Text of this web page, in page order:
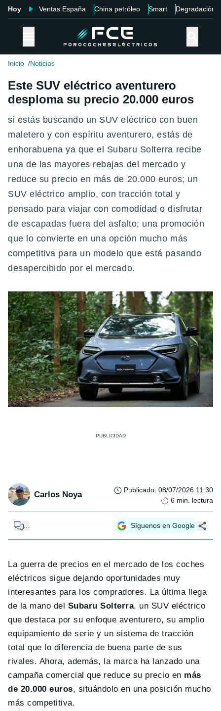
Hoy Ventas España China petróleo Smart Degradación
Inicio Noticias
Este SUV eléctrico aventurero
desploma su precio 20.000 euros
si estás buscando un SUV eléctrico con buen
maletero y con espíritu aventurero, estás de
enhorabuena ya que el Subaru Solterra recibe
una de las mayores rebajas del mercado y
reduce su precio en más de 20.000 euros; un
SUV eléctrico amplio, con tracción total y
pensado para viajar con comodidad o disfrutar
de escapadas fuera del asfalto; una promoción
que lo convierte en una opción mucho más
competitiva para un modelo que está pasando
desapercibido por el mercado.
Carlos Noya Publicado: 08/07/2026 11:30
6 min. lectura
... Síguenos en Google
La guerra de precios en el mercado de los coches
eléctricos sigue dejando oportunidades muy
interesantes para los compradores. La última llega
de la mano del Subaru Solterra, un SUV eléctrico
que destaca por su enfoque aventurero, su amplio
equipamiento de serie y un sistema de tracción
total que lo diferencia de buena parte de sus
rivales. Ahora, además, la marca ha lanzado una
campaña comercial que reduce su precio en más
de 20.000 euros, situándolo en una posición mucho
más competitiva.